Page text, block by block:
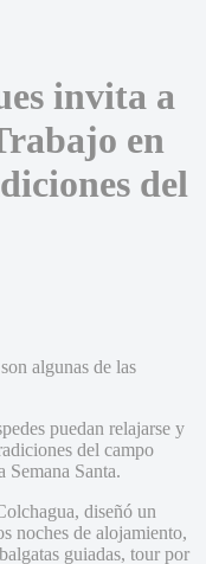
invita a
en
del
algunas de las
puedan relajarse y
del campo
Santa.
diseñó un
noches de alojamiento,
guiadas, tour por